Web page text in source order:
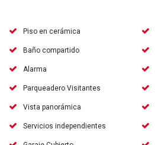
Piso en cerámica
Baño compartido
Alarma
Parqueadero Visitantes
Vista panorámica
Servicios independientes